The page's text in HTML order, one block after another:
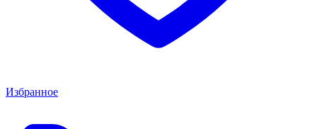
Избранное